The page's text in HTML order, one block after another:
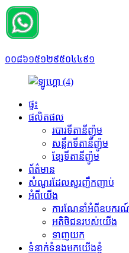
០០៨៦១៥១២៩៥០៤៤៩១
ផ្ទះ
ផលិតផល
របារទីតានីញ៉ូម
សន្លឹកទីតានីញ៉ូម
ខ្សែទីតានីញ៉ូម
ព័ត៌មាន
សំណួរដែលសួរញឹកញាប់
អំពីយើង
ការណែនាំអំពីឧបករ
អតិថិជនរបស់យើង
ទាញយក
ទំនាក់ទំនងមកយើងខ្ញុំ